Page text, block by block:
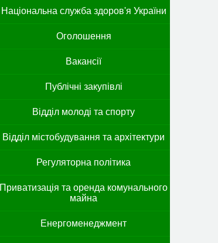
Національна служба здоров'я України
Оголошення
Вакансії
Публічні закупівлі
Відділ молоді та спорту
Відділ містобудування та архітектури
Регуляторна політика
Приватизація та оренда комунального
майна
Енергоменеджмент